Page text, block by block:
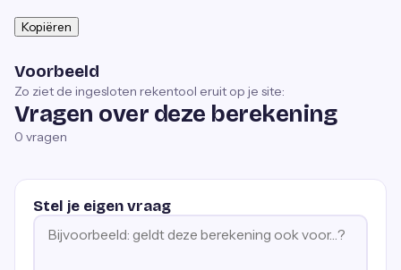
Kopiëren
Voorbeeld
Zo ziet de ingesloten rekentool eruit op je site:
Vragen over deze berekening
0 vragen
Stel je eigen vraag